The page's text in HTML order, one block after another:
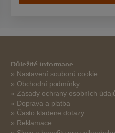
Důležité informace
» Nastavení souborů cookie
» Obchodní podmínky
» Zásady ochrany osobních
» Doprava a platba
» Často kladené dotazy
» Reklamace